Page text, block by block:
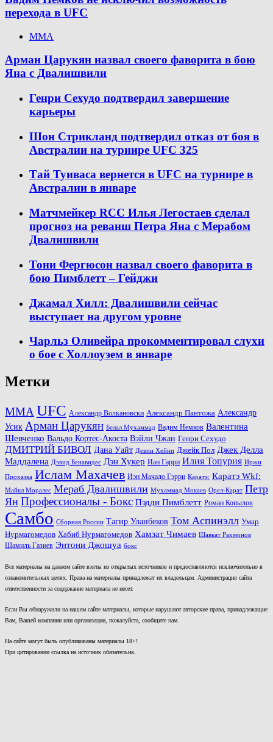
перехода в UFC
ММА
Арман Царукян назвал своего фаворита в бою
Яна с Двалишвили
Генри Сехудо подтвердил завершение
карьеры
Шон Стрикланд подтвердил отказ от боя в
Австралии на турнире UFC 325
Тай Туиваса вернется в UFC на турнире в
Австралии в январе
Матчмейкер RCC Илья Легостаев сделал
прогноз на реванш Петра Яна с Мерабом
Двалишвили
Тони Фергюсон назвал своего фаворита в
бою Пимблетт – Гейджи
Джамал Хилл: Двалишвили сейчас
выступает на другом уровне
Чарльз Оливейра прокомментировал слухи
о бое с Холлоуэем в январе
Метки
MMA UFC Александр Волкановски Александр Пантожа Александр
Усик Арман Царукян Белал Мухаммад Вадим Немков Валентина
Шевченко Вальдо Кортес-Акоста Вэйли Чжан Генри Сехудо
ДМИТРИЙ БИВОЛ Дана Уайт Девин Хейни Джейк Пол Джек Делла
Маддалена Дэвид Бенавидес Дэн Хукер Иан Гарри Илия Топурия Иржи
Прохазка Ислам Махачев Иэн Мачадо Гэрри Каратэ: Каратэ Wkf:
Майкл Моралес Мераб Двалишвили Мухаммад Мокаев Орел-Карат Петр
Ян Профессионалы - Бокс Пэдди Пимблетт Роман Копылов
Самбо Сборная России Тагир Уланбеков Том Аспинэлл Умар
Нурмагомедов Хабиб Нурмагомедов Хамзат Чимаев Шавкат Рахмонов
Шамиль Газиев Энтони Джошуа бокс
Все материалы на данном сайте взяты из открытых источников и предоставляются исключительно в
ознакомительных целях. Права на материалы принадлежат их владельцам. Администрация сайта
ответственности за содержание материала не несет.
Если Вы обнаружили на нашем сайте материалы, которые нарушают авторские права, принадлежащие
Вам, Вашей компании или организации, пожалуйста, сообщите нам.
На сайте могут быть опубликованы материалы 18+!
При цитировании ссылка на источник обязательна.